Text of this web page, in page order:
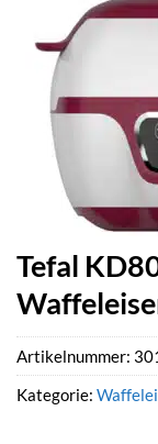
Tefal
Artikelnummer:
Kategorie: